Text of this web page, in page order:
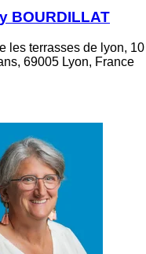
BOURDILLAT
les terrasses de lyon, 10
69005 Lyon, France